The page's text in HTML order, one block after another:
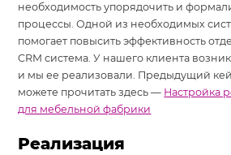
необходимость упорядочить и
процессы. Одной из необходимых
помогает повысить эффективность
CRM система. У нашего клиента
и мы ее реализовали. Предыдущий
можете прочитать здесь — Настройка
для мебельной фабрики
Реализация